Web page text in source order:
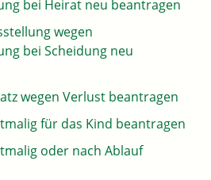
bei Heirat neu beantragen
wegen
bei Scheidung neu
wegen Verlust beantragen
für das Kind beantragen
oder nach Ablauf